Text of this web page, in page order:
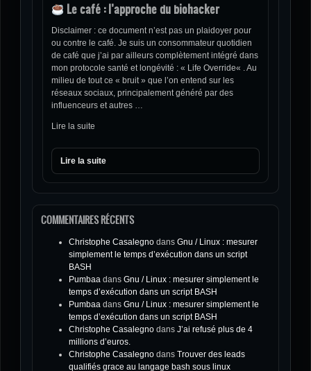
Le café : l’approche du biohacker
Disclaimer : ce document n’est pas un plaidoyer pour
ou contre le café. Je suis un consommateur quotidien
de café que j’ai par ailleurs complètement intégré dans
mon protocole santé et longévité : « Life Override« . Au
milieu de tout ce « bruit » que l’on entend sur les
réseaux sociaux, principalement généré par des
influenceurs et autres …
Lire la suite
Lire la suite
COMMENTAIRES RÉCENTS
Christophe Casalegno dans Gnu / Linux : mesurer
simplement le temps d’exécution dans un script
BASH
Pumbaa dans Gnu / Linux : mesurer simplement le
temps d’exécution dans un script BASH
Pumbaa dans Gnu / Linux : mesurer simplement le
temps d’exécution dans un script BASH
Christophe Casalegno dans J’ai refusé plus de 4
millions d’euros.
Christophe Casalegno dans Trouver des leads
qualifiés grace au langage bash sous linux